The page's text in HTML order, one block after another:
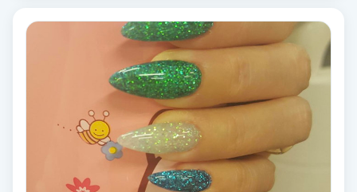
Vaccination
Vampyrbehandling